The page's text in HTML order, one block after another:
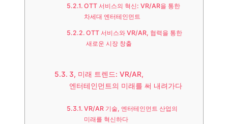
OTT 서비스의 혁신: VR/AR을 통한
차세대 엔터테인먼트
OTT 서비스와 VR/AR, 협력을 통한
새로운 시장 창출
3, 미래 트렌드: VR/AR,
엔터테인먼트의 미래를 써 내려가다
VR/AR 기술, 엔터테인먼트 산업의
미래를 혁신하다